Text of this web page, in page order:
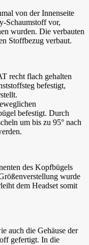
von der Innenseite
Schaumstoff vor,
wurden. Die verbauten
Stoffbezug verbaut.
recht flach gehalten
befestigt,
befestigt. Durch
um bis zu 95° nach
des Kopfbügels
wurde
dem Headset somit
auch die Gehäuse der
gefertigt. In die